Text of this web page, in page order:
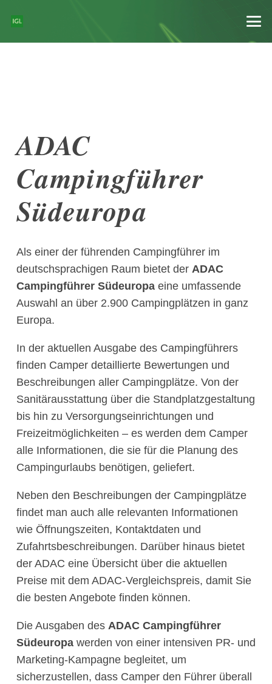
ADAC
Campingführer
Südeuropa
Als einer der führenden Campingführer im
deutschsprachigen Raum bietet der ADAC
Campingführer Südeuropa eine umfassende
Auswahl an über 2.900 Campingplätzen in ganz
Europa.
In der aktuellen Ausgabe des Campingführers
finden Camper detaillierte Bewertungen und
Beschreibungen aller Campingplätze. Von der
Sanitärausstattung über die Standplatzgestaltung
bis hin zu Versorgungseinrichtungen und
Freizeitmöglichkeiten – es werden dem Camper
alle Informationen, die sie für die Planung des
Campingurlaubs benötigen, geliefert.
Neben den Beschreibungen der Campingplätze
findet man auch alle relevanten Informationen
wie Öffnungszeiten, Kontaktdaten und
Zufahrtsbeschreibungen. Darüber hinaus bietet
der ADAC eine Übersicht über die aktuellen
Preise mit dem ADAC-Vergleichspreis, damit Sie
die besten Angebote finden können.
Die Ausgaben des ADAC Campingführer
Südeuropa werden von einer intensiven PR- und
Marketing-Kampagne begleitet, um
sicherzustellen, dass Camper den Führer überall